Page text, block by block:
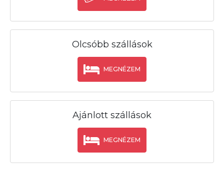
Olcsóbb szállások
MEGNÉZEM
Ajánlott szállások
MEGNÉZEM